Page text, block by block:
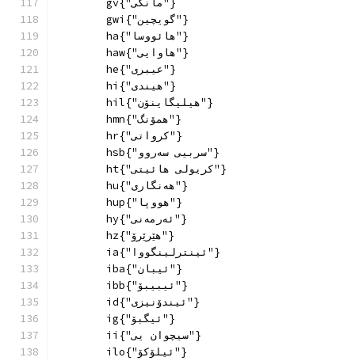
        gv{"مانکی"}
        gwi{"گویچین"}
        ha{"هائووسا"}
        haw{"هاوایی"}
        he{"عیبری"}
        hi{"هیندی"}
        hil{"هیلیگاینۆن"}
        hmn{"همۆنگ"}
        hr{"كرواتی"}
        hsb{"سربیی سەروو"}
        ht{"کریولی هائیتی"}
        hu{"هەنگاری"}
        hup{"هووپا"}
        hy{"ئەرمەنی"}
        hz{"هێرێرۆ"}
        ia{"ئینترلینگووا"}
        iba{"ئیبان"}
        ibb{"ئیبیبۆ"}
        id{"ئیندۆنیزی"}
        ig{"ئیگبۆ"}
        ii{"سیچوان یی"}
        ilo{"ئیلۆکۆ"}